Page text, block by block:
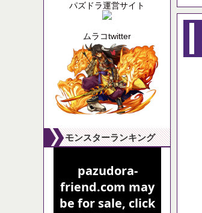
パズドラ運営サイト
ムラコtwitter
モンスターランキング